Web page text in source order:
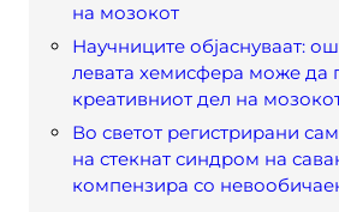
на мозокот
Научниците објаснуваат:
левата хемисфера може да
креативниот дел на
Во светот регистрирани
на стекнат синдром на
компензира со